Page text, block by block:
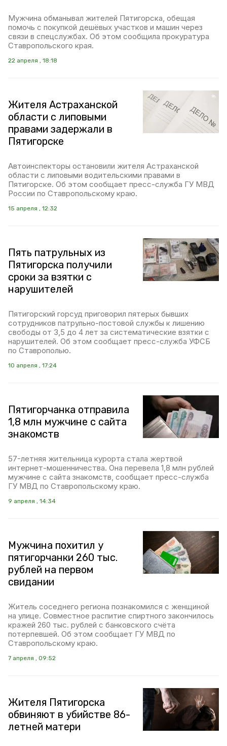
Мужчина обманывал жителей Пятигорска, обещая
помочь с покупкой дешёвых участков и машин через
связи в спецслужбах. Об этом сообщила прокуратура
Ставропольского края.
22 апреля , 18:18
Жителя Астраханской
области с липовыми
правами задержали в
Пятигорске
Автоинспекторы остановили жителя Астраханской
области с липовыми водительскими правами в
Пятигорске. Об этом сообщает пресс-служба ГУ МВД
России по Ставропольскому краю.
15 апреля , 12:32
Пять патрульных из
Пятигорска получили
сроки за взятки с
нарушителей
Пятигорский горсуд приговорил пятерых бывших
сотрудников патрульно-постовой службы к лишению
свободы от 3,5 до 4 лет за систематические взятки с
нарушителей. Об этом сообщает пресс-служба УФСБ
по Ставрополью.
10 апреля , 17:24
Пятигорчанка отправила
1,8 млн мужчине с сайта
знакомств
57-летняя жительница курорта стала жертвой
интернет-мошенничества. Она перевела 1,8 млн рублей
мужчине с сайта знакомств, сообщает пресс-служба
ГУ МВД по Ставропольскому краю.
9 апреля , 14:34
Мужчина похитил у
пятигорчанки 260 тыс.
рублей на первом
свидании
Житель соседнего региона познакомился с женщиной
на улице. Совместное распитие спиртного закончилось
кражей 260 тыс. рублей с банковского счёта
потерпевшей. Об этом сообщает ГУ МВД по
Ставропольскому краю.
7 апреля , 09:52
Жителя Пятигорска
обвиняют в убийстве 86-
летней матери